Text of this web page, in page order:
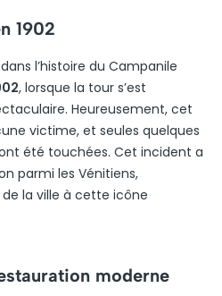
1902
l’histoire du Campanile
, lorsque la tour s’est
Heureusement, cet
victime, et seules quelques
été touchées. Cet incident a
parmi les Vénitiens,
la ville à cette icône
moderne